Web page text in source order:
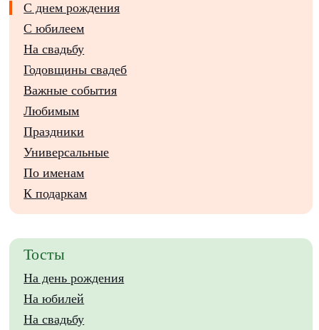
С днем рождения
С юбилеем
На свадьбу
Годовщины свадеб
Важные события
Любимым
Праздники
Универсальные
По именам
К подаркам
Тосты
На день рождения
На юбилей
На свадьбу